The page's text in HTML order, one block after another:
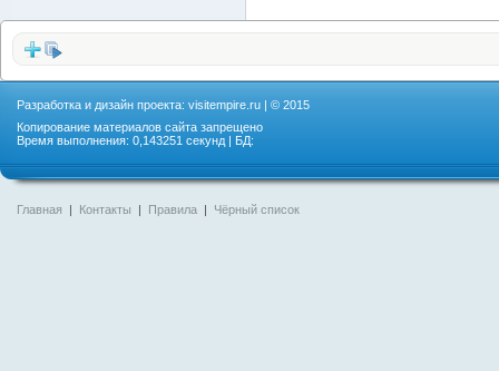
Разработка и дизайн проекта: visitempire.ru | © 2015
Копирование материалов сайта запрещено
Время выполнения: 0,143251 секунд | БД:
Главная | Контакты | Правила | Чёрный список